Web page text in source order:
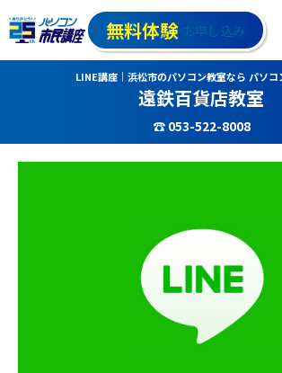
無料体験 お申し込み
LINE講座｜浜松市のパソコン教室なら パソコ
遠鉄百貨店教室
☎ 053-522-8008